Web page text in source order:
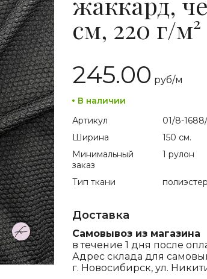
см, 220 г/м²
245.00 руб/м
В наличии
Артикул
01/8-
Ширина
150 см.
Минимальный
заказ
1 рулон
Тип ткани полиэстер
Доставка
Самовывоз из магазина
в течение 1 дня после
Адрес склада для
г. Новосибирск, ул.